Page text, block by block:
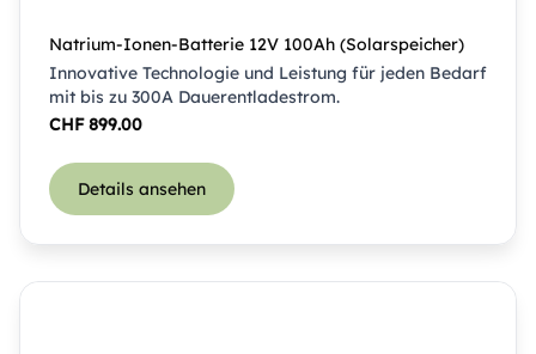
Natrium-Ionen-Batterie 12V 100Ah (Solarspeicher)
Innovative Technologie und Leistung für jeden Bedarf
mit bis zu 300A Dauerentladestrom.
CHF899.00
Details ansehen